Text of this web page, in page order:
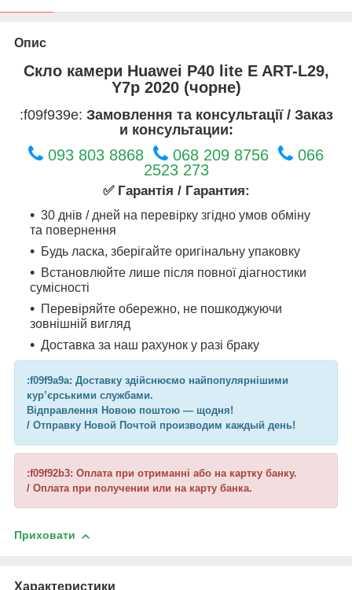
Опис
Скло камери Huawei P40 lite E ART-L29,
Y7p 2020 (чорне)
:f09f939e: Замовлення та консультації / Заказ
и консультации:
093 803 8868 068 209 8756
066
2523 273
✅ Гарантія / Гарантия:
30 днів / дней на перевірку згідно умов обміну
та повернення
Будь ласка, зберігайте оригінальну упаковку
Встановлюйте лише після повної діагностики
сумісності
Перевіряйте обережно, не пошкоджуючи
зовнішній вигляд
Доставка за наш рахунок у разі браку
:f09f9a9a: Доставку здійснюємо найпопулярнішими
кур’єрськими службами.
Відправлення Новою поштою — щодня!
/ Отправку Новой Почтой производим каждый день!
:f09f92b3: Оплата при отриманні або на картку банку.
/ Оплата при получении или на карту банка.
Приховати
Характеристики